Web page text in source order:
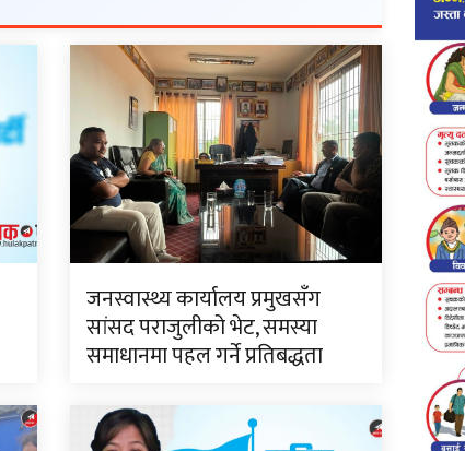
जनस्वास्थ्य कार्यालय प्रमुखसँग
सांसद पराजुलीको भेट, समस्या
समाधानमा पहल गर्ने प्रतिबद्धता